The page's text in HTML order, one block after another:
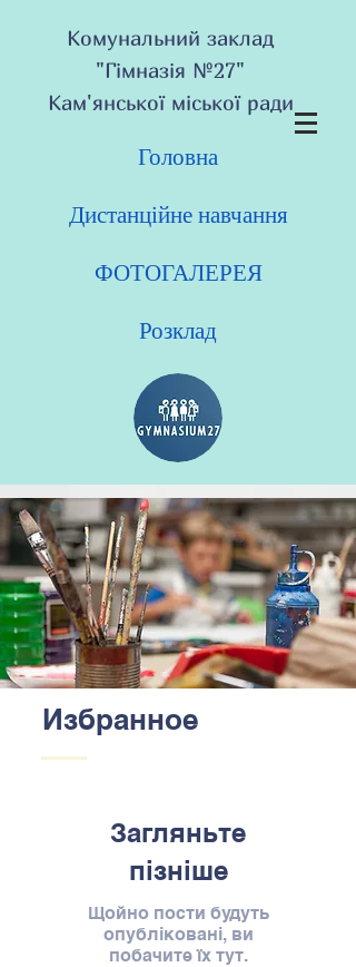
Комунальний заклад
"Гімназія №27"
Кам'янської міської ради
Головна
Дистанційне навчання
ФОТОГАЛЕРЕЯ
Розклад
Избранное
Загляньте
пізніше
Щойно пости будуть
опубліковані, ви
побачите їх тут.